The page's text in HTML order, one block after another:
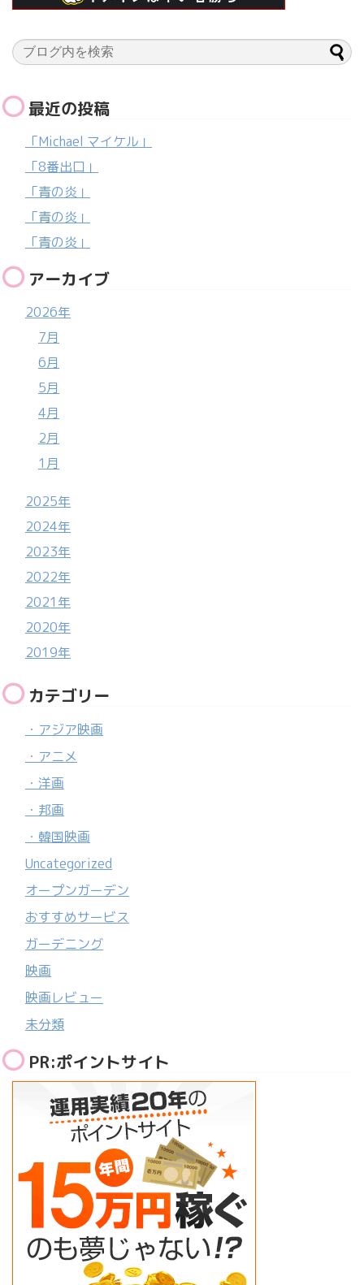
最近の投稿
「Michael マイケル」
「8番出口」
「青の炎」
「青の炎」
「青の炎」
アーカイブ
2026年
7月
6月
5月
4月
2月
1月
2025年
2024年
2023年
2022年
2021年
2020年
2019年
カテゴリー
・アジア映画
・アニメ
・洋画
・邦画
・韓国映画
Uncategorized
オープンガーデン
おすすめサービス
ガーデニング
映画
映画レビュー
未分類
PR:ポイントサイト